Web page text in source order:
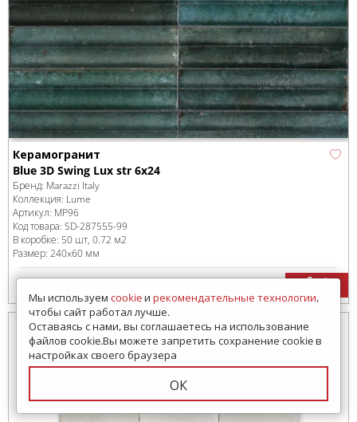
Керамогранит
Blue 3D Swing Lux str 6x24
Бренд: Marazzi Italy
Коллекция: Lume
Артикул: MP96
Код товара: SD-287555-99
В коробке: 50 шт, 0.72 м2
Размер: 240x60 мм
8059руб./м2
Мы используем cookieи рекомендательные технологии,
чтобы сайт работал лучше.
Оставаясь с нами, вы соглашаетесь на использование
файлов cookie.Вы можете запретить сохранение cookie в
настройках своего браузера
ОК